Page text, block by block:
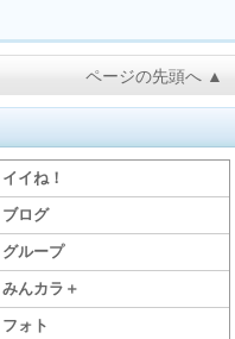
ページの先頭へ ▲
イイね！
ブログ
グループ
みんカラ＋
フォト